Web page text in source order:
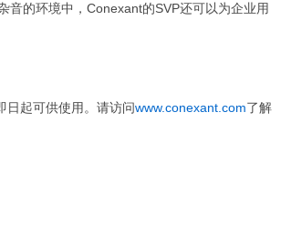
音的环境中，Conexant的SVP还可以为企业用
日起可供使用。请访问www.conexant.com了解